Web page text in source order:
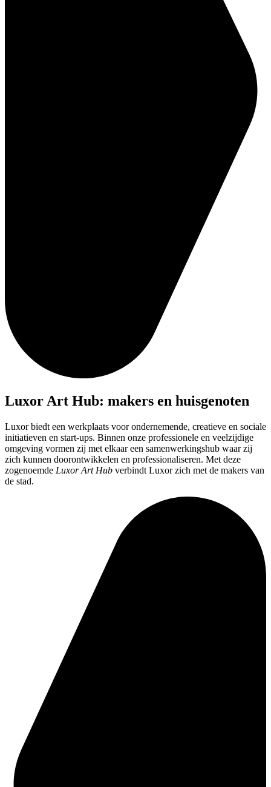
Luxor Art Hub: makers en huisgenoten
Luxor biedt een werkplaats voor ondernemende, creatieve en sociale
initiatieven en start-ups. Binnen onze professionele en veelzijdige
omgeving vormen zij met elkaar een samenwerkingshub waar zij
zich kunnen doorontwikkelen en professionaliseren. Met deze
zogenoemde Luxor Art Hub verbindt Luxor zich met de makers van
de stad.